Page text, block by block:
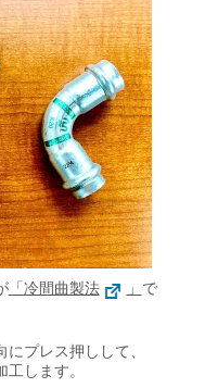
「冷間曲製法 」 で
プレス押しして、
します。